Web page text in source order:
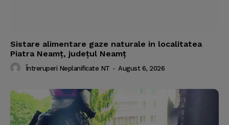
Sistare alimentare gaze naturale in localitatea
Piatra Neamț, județul Neamț
Întreruperi Neplanificate NT - August 6, 2026